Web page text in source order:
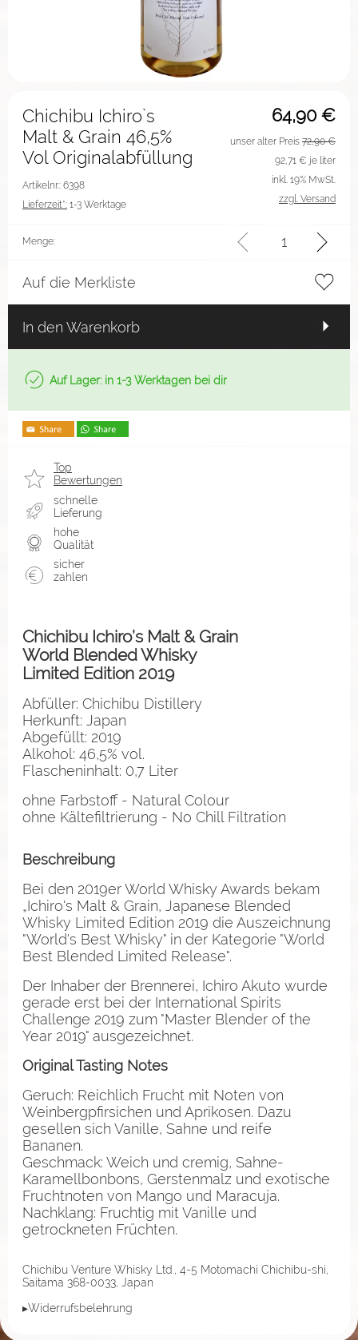
64,90 €
Chichibu Ichiro`s
Malt & Grain 46,5%
Vol Originalabfüllung
Artikelnr.: 6398
Lieferzeit*: 1-3 Werktage
unser alter Preis 72,90 €
92,71 € je liter
inkl. 19% MwSt.
zzgl. Versand
Menge:
Auf die Merkliste
In den Warenkorb
Auf Lager: in 1-3 Werktagen bei dir
Top
Bewertungen
schnelle
Lieferung
hohe
Qualität
sicher
zahlen
Chichibu Ichiro’s Malt & Grain
World Blended Whisky
Limited Edition 2019
Abfüller: Chichibu Distillery
Herkunft: Japan
Abgefüllt: 2019
Alkohol: 46,5% vol.
Flascheninhalt: 0,7 Liter
ohne Farbstoff - Natural Colour
ohne Kältefiltrierung - No Chill Filtration
Beschreibung
Bei den 2019er World Whisky Awards bekam
„Ichiro's Malt & Grain, Japanese Blended
Whisky Limited Edition 2019 die Auszeichnung
"World's Best Whisky" in der Kategorie "World
Best Blended Limited Release".
Der Inhaber der Brennerei, Ichiro Akuto wurde
gerade erst bei der International Spirits
Challenge 2019 zum "Master Blender of the
Year 2019" ausgezeichnet.
Original Tasting Notes
Geruch: Reichlich Frucht mit Noten von
Weinbergpfirsichen und Aprikosen. Dazu
gesellen sich Vanille, Sahne und reife
Bananen.
Geschmack: Weich und cremig, Sahne-
Karamellbonbons, Gerstenmalz und exotische
Fruchtnoten von Mango und Maracuja.
Nachklang: Fruchtig mit Vanille und
getrockneten Früchten.
Chichibu Venture Whisky Ltd., 4-5 Motomachi Chichibu-shi,
Saitama 368-0033, Japan
▸Widerrufsbelehrung